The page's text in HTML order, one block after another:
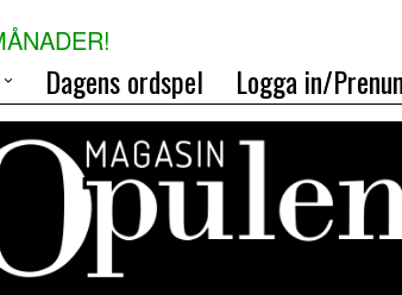
Dagens ordspel Logga in/